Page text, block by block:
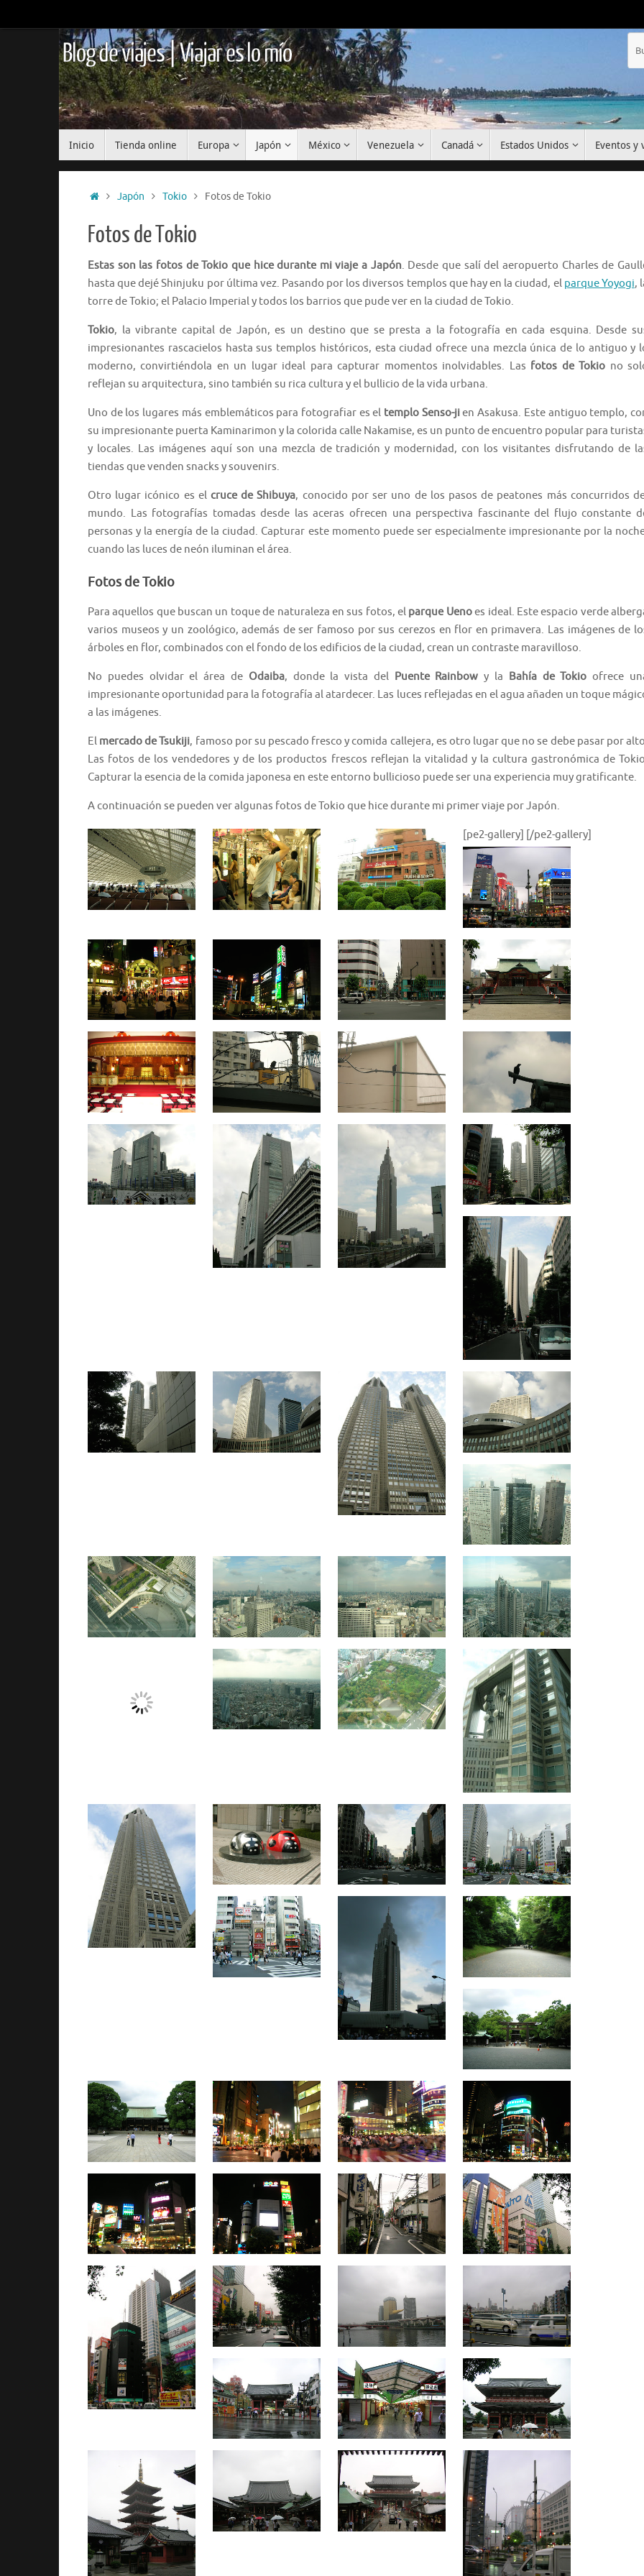
al
Blog de viajes | Viajar es lo mío
Inicio Tienda online Europa Japón México Venezuela Canadá Estados Unidos Eventos y
InicioJapón Tokio Fotos de Tokio
Fotos de Tokio
Estas son las fotos de Tokio que hice durante mi viaje a Japón. Desde que salí del aeropuerto Charles de
hasta que dejé Shinjuku por última vez. Pasando por los diversos templos que hay en la ciudad, el parque Yoyogi,
torre de Tokio; el Palacio Imperial y todos los barrios que pude ver en la ciudad de Tokio.
Tokio, la vibrante capital de Japón, es un destino que se presta a la fotografía en cada esquina. Desde
impresionantes rascacielos hasta sus templos históricos, esta ciudad ofrece una mezcla única de lo antiguo y
moderno, convirtiéndola en un lugar ideal para capturar momentos inolvidables. Las fotos de Tokio no
reflejan su arquitectura, sino también su rica cultura y el bullicio de la vida urbana.
Uno de los lugares más emblemáticos para fotografiar es el templo Senso-jien Asakusa. Este antiguo templo,
su impresionante puerta Kaminarimon y la colorida calle Nakamise, es un punto de encuentro popular para
y locales. Las imágenes aquí son una mezcla de tradición y modernidad, con los visitantes disfrutando de
tiendas que venden snacks y souvenirs.
Otro lugar icónico es elcruce de Shibuya, conocido por ser uno de los pasos de peatones más concurridos
mundo. Las fotografías tomadas desde las aceras ofrecen una perspectiva fascinante del flujo constante
personas y la energía de la ciudad. Capturar este momento puede ser especialmente impresionante por la
cuando las luces de neón iluminan el área.
Fotos de Tokio
Para aquellos que buscan un toque de naturaleza en sus fotos, el parque Uenoes ideal. Este espacio verde
varios museos y un zoológico, además de ser famoso por sus cerezos en flor en primavera. Las imágenes de
árboles en flor, combinados con el fondo de los edificios de la ciudad, crean un contraste maravilloso.
No puedes olvidar el área de Odaiba, donde la vista del Puente Rainbow y la Bahía de Tokio ofrece
impresionante oportunidad para la fotografía al atardecer. Las luces reflejadas en el agua añaden un toque
a las imágenes.
El mercado de Tsukiji, famoso por su pescado fresco y comida callejera, es otro lugar que no se debe pasar por
Las fotos de los vendedores y de los productos frescos reflejan la vitalidad y la cultura gastronómica de
Capturar la esencia de la comida japonesa en este entorno bullicioso puede ser una experiencia muy gratificante.
A continuación se pueden ver algunas fotos de Tokio que hice durante mi primer viaje por Japón.
[pe2-gallery] [/pe2-gallery]